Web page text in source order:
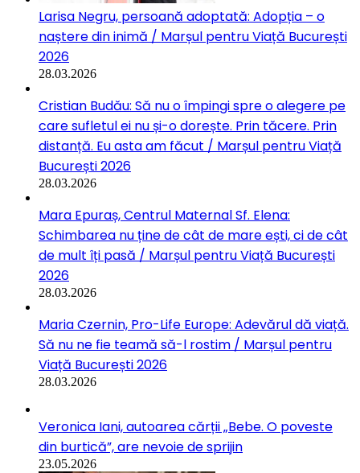
Larisa Negru, persoană adoptată: Adopția – o
naștere din inimă / Marșul pentru Viață București
2026
28.03.2026
Cristian Budău: Să nu o împingi spre o alegere pe
care sufletul ei nu și-o dorește. Prin tăcere. Prin
distanță. Eu asta am făcut / Marșul pentru Viață
București 2026
28.03.2026
Mara Epuraș, Centrul Maternal Sf. Elena:
Schimbarea nu ține de cât de mare ești, ci de cât
de mult îți pasă / Marșul pentru Viață București
2026
28.03.2026
Maria Czernin, Pro-Life Europe: Adevărul dă viață.
Să nu ne fie teamă să-l rostim / Marșul pentru
Viață București 2026
28.03.2026
Veronica Iani, autoarea cărții „Bebe. O poveste
din burtică”, are nevoie de sprijin
23.05.2026